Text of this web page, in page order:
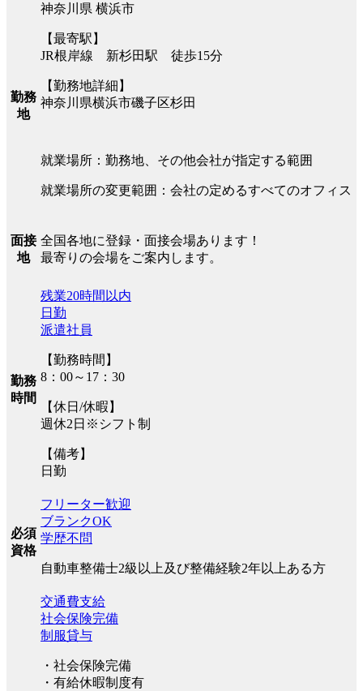
勤務
地
神奈川県 横浜市
【最寄駅】
JR根岸線 新杉田駅 徒歩15分
【勤務地詳細】
神奈川県横浜市磯子区杉田
就業場所：勤務地、その他会社が指定する範囲
就業場所の変更範囲：会社の定めるすべてのオフィス
面接
地
全国各地に登録・面接会場あります！
最寄りの会場をご案内します。
勤務
時間
残業20時間以内
日勤
派遣社員
【勤務時間】
8：00～17：30
【休日/休暇】
週休2日※シフト制
【備考】
日勤
必須
資格
フリーター歓迎
ブランクOK
学歴不問
自動車整備士2級以上及び整備経験2年以上ある方
交通費支給
社会保険完備
制服貸与
・社会保険完備
・有給休暇制度有